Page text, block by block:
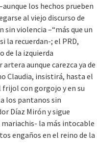
los hechos prueben
al viejo discurso de
violencia –“más que un
la recuerdan-; el PRD,
de la izquierda
aunque carezca ya de
Claudia, insistirá, hasta el
frijol con gorgojo y en su
los pantanos sin
Díaz Mirón y sigue
mariachis- la más intocable
engaños en el reino de la